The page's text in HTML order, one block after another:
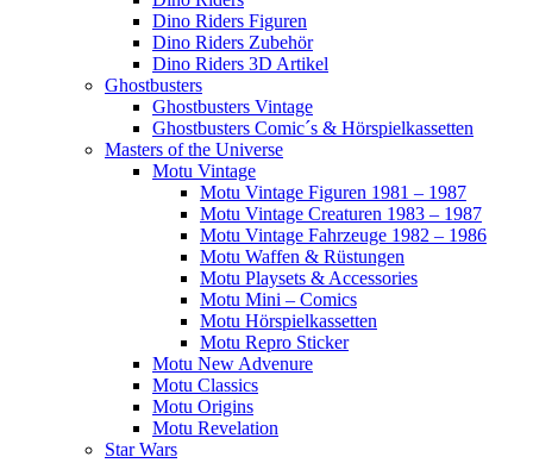
Dino Riders Figuren
Dino Riders Zubehör
Dino Riders 3D Artikel
Ghostbusters
Ghostbusters Vintage
Ghostbusters Comic´s & Hörspielkassetten
Masters of the Universe
Motu Vintage
Motu Vintage Figuren 1981 – 1987
Motu Vintage Creaturen 1983 – 1987
Motu Vintage Fahrzeuge 1982 – 1986
Motu Waffen & Rüstungen
Motu Playsets & Accessories
Motu Mini – Comics
Motu Hörspielkassetten
Motu Repro Sticker
Motu New Advenure
Motu Classics
Motu Origins
Motu Revelation
Star Wars